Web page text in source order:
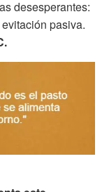
desesperantes:
pasiva.